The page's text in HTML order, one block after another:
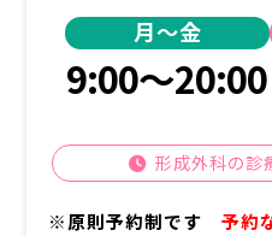
月～金
9:00～20:00
形成外科の診
※原則予約制です
予約